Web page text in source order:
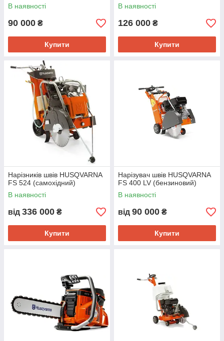
В наявності
90 000 ₴
Купити
В наявності
126 000 ₴
Купити
Нарізників швів HUSQVARNA
FS 524 (самохідний)
В наявності
від 336 000 ₴
Купити
Нарізувач швів HUSQVARNA
FS 400 LV (бензиновий)
В наявності
від 90 000 ₴
Купити